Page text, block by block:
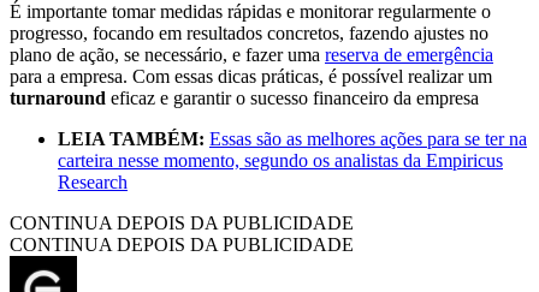
É importante tomar medidas rápidas e monitorar regularmente o
progresso, focando em resultados concretos, fazendo ajustes no
plano de ação, se necessário, e fazer uma reserva de emergência
para a empresa. Com essas dicas práticas, é possível realizar um
turnaround eficaz e garantir o sucesso financeiro da empresa
LEIA TAMBÉM: Essas são as melhores ações para se ter na
carteira nesse momento, segundo os analistas da Empiricus
Research
CONTINUA DEPOIS DA PUBLICIDADE
CONTINUA DEPOIS DA PUBLICIDADE